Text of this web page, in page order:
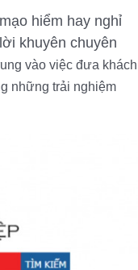
hiểm hay nghỉ
khuyên chuyên
vào việc đưa khách
những trải nghiệm